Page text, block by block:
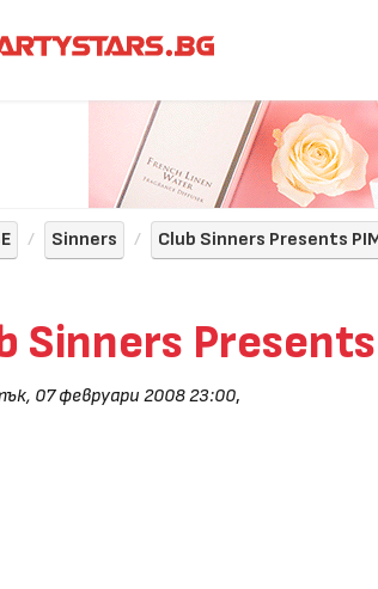
Sinners Club Sinners Presents
Sinners Presents
07 февруари 2008 23:00,